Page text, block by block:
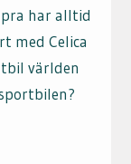
har alltid
med Celica
världen